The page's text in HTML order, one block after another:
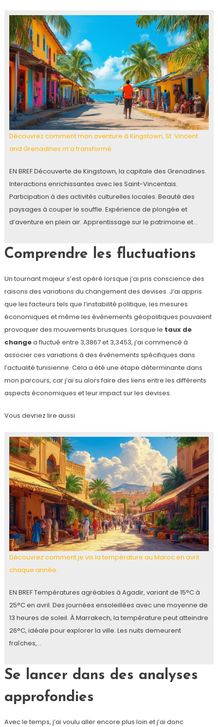
Découvrez comment mon aventure à Kingstown, St. Vincent
and Grenadines m’a transformé.
EN BREF Découverte de Kingstown, la capitale des Grenadines.
Interactions enrichissantes avec les Saint-Vincentais.
Participation à des activités culturelles locales. Beauté des
paysages à couper le souffle. Expérience de plongée et
d’aventure en plein air. Apprentissage sur le patrimoine et…
Comprendre les fluctuations
Un tournant majeur s’est opéré lorsque j’ai pris conscience des
raisons des variations du changement des devises. J’ai appris
que les facteurs tels que l’instabilité politique, les mesures
économiques et même les événements géopolitiques pouvaient
provoquer des mouvements brusques. Lorsque le taux de
changea fluctué entre 3,3867 et 3,3453, j’ai commencé à
associer ces variations à des événements spécifiques dans
l’actualité tunisienne. Cela a été une étape déterminante dans
mon parcours, car j’ai su alors faire des liens entre les différents
aspects économiques et leur impact sur les devises.
Vous devriez lire aussi
Découvrez comment je vis la température au Maroc en avril
chaque année.
EN BREF Températures agréables à Agadir, variant de 15°C à
25°C en avril. Des journées ensoleillées avec une moyenne de
13 heures de soleil. À Marrakech, la température peut atteindre
26°C, idéale pour explorer la ville. Les nuits demeurent
fraîches,…
Se lancer dans des analyses
approfondies
Avec le temps, j’ai voulu aller encore plus loin et j’ai donc